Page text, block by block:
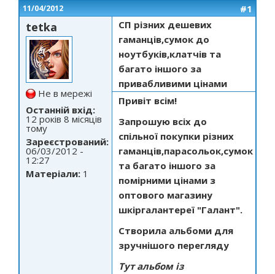
11/04/2012 #1
tetka
Не в мережі
Останній вхід:
12 років 8 місяців
тому
Зареєстрований:
06/03/2012 -
12:27
Матеріали: 1
СП різних дешевих
гаманців,сумок до
ноутбуків,клатчів та
багато іншого за
привабливими цінами
Привіт всім!
Запрошую всіх до
спільної покупки різних
гаманців,парасольок,сумок
та багато іншого за
помірними цінами з
оптового магазину
шкіргалантереї "Галант".
Створила альбоми для
зручнішого перегляду
Тут альбом із